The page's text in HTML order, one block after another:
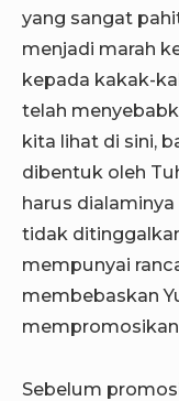
yang sangat
menjadi marah
kepada kakak-
telah
kita lihat di sini,
dibentuk oleh
harus dialaminya
tidak
mempunyai
membebaskan
Sebelum